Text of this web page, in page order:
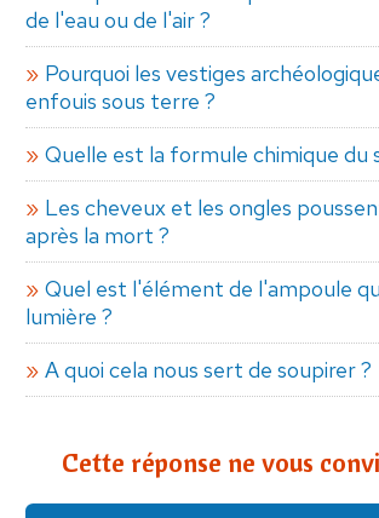
de l'eau ou de l'air ?
Pourquoi les vestiges
enfouis sous terre ?
Quelle est la formule chimique du
Les cheveux et les ongles
après la mort ?
Quel est l'élément de l'ampoule
lumière ?
A quoi cela nous sert de soupirer ?
Cette réponse ne vous